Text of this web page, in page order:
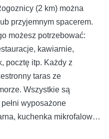
(2 km) można
przyjemnym spacerem.
możesz potrzebować:
kawiarnie,
pocztę itp. Każdy z
taras ze
Wszystkie są
wyposażone
kuchenka mikrofalowa,